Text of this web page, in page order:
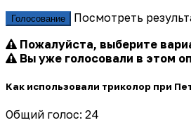
Голосование
Посмотреть
Пожалуйста, выберите
Вы уже голосовали в этом
Как использовали триколор при
Общий голос: 24